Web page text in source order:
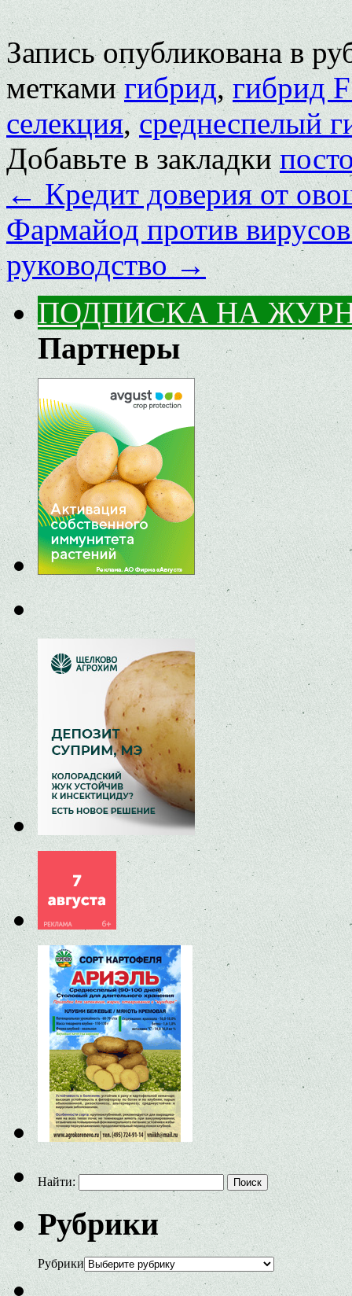
Запись опубликована в
меткамигибрид,гибрид
селекция,среднеспелый
Добавьте в закладки
←Кредит доверия от
Фармайод против
руководство→
ПОДПИСКА НА
Партнеры
Найти:
Рубрики
Рубрики